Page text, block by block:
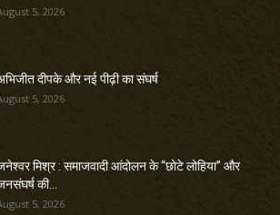
5, 2026
दीपके और नई पीढ़ी का संघर्ष
5, 2026
मिश्र : समाजवादी आंदोलन के “छोटे लोहिया” और
की...
5, 2026